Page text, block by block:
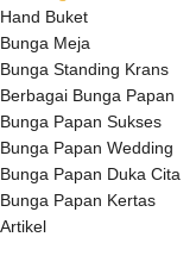
Hand Buket
Bunga Meja
Bunga Standing Krans
Berbagai Bunga Papan
Bunga Papan Sukses
Bunga Papan Wedding
Bunga Papan Duka Cita
Bunga Papan Kertas
Artikel